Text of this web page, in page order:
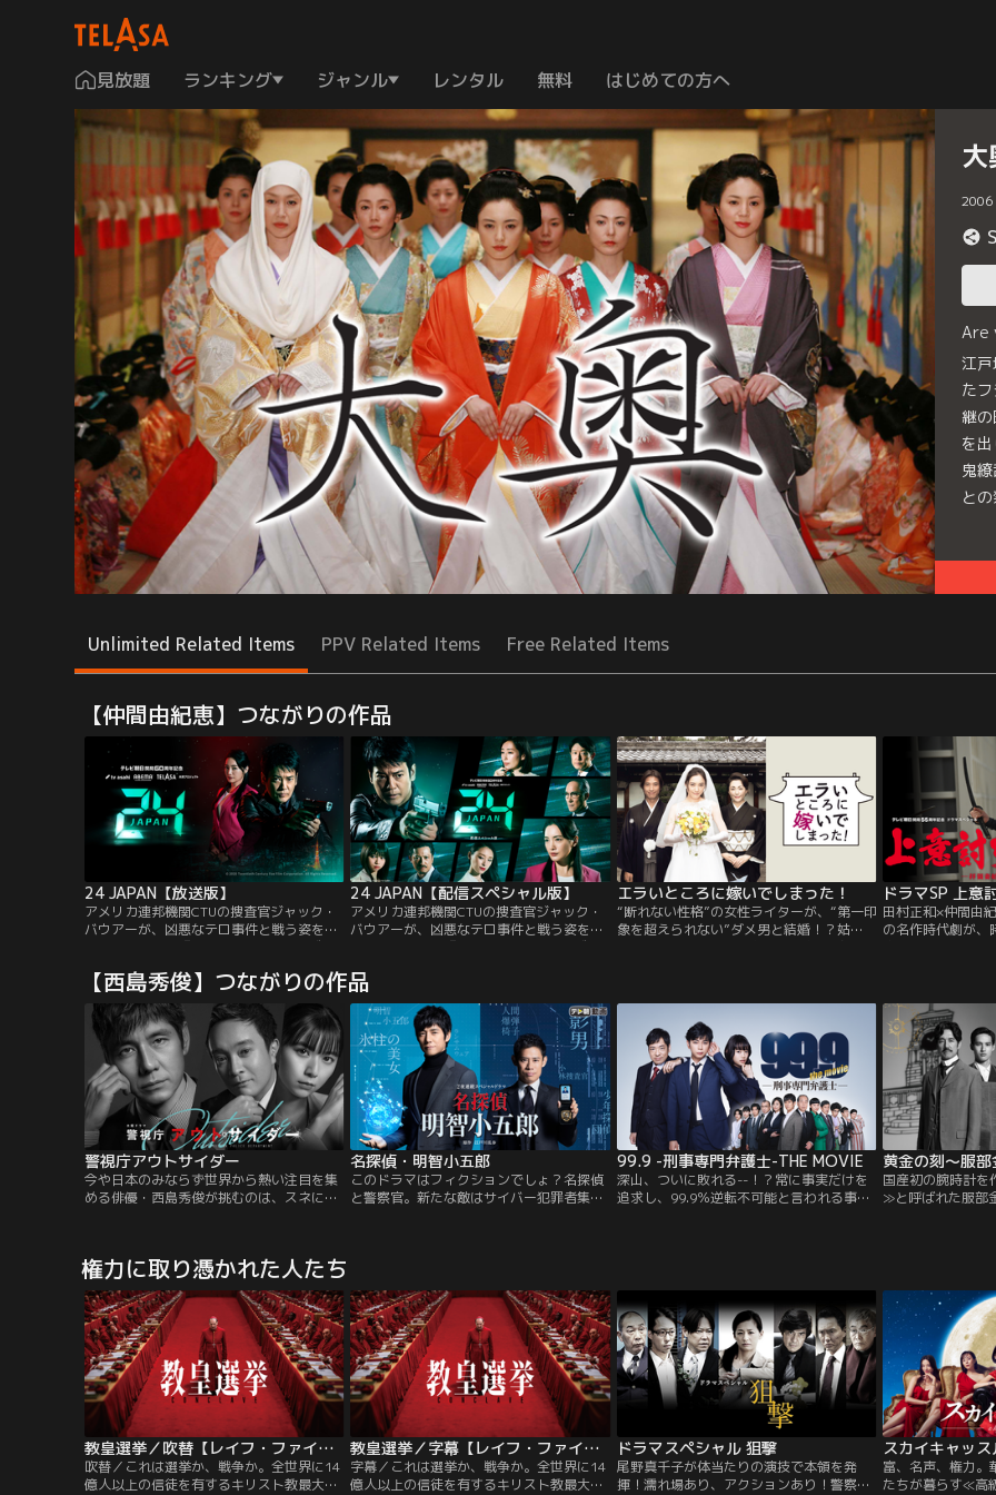
見放題 ランキング ジャンル レンタル 無料 はじめての方へ
2006
Are
江
た
継
を
鬼
と
Unlimited Related Items PPV Related Items Free Related Items
【仲間由紀恵】つながりの作品
24 JAPAN【放送版】
アメリカ連邦機関CTUの捜査官ジャック・
バウアーが、凶悪なテロ事件と戦う姿を描
いた米国ドラマ『24』。本作は1シーズン
をリアルタイムで描く革新的なスタイル、
そしてスピーディーかつスリリングな展開
で視聴者を圧倒し、世界的大ヒットシリー
ズとなりました。そんな超大作をテレビ朝
日が20世紀FOX社と組んでリメイク！
24 JAPAN【配信スペシャル版】
アメリカ連邦機関CTUの捜査官ジャック・
バウアーが、凶悪なテロ事件と戦う姿を描
いた米国ドラマ『24』。本作は1シーズン
をリアルタイムで描く革新的なスタイル、
そしてスピーディーかつスリリングな展開
で視聴者を圧倒し、世界的大ヒットシリー
ズとなりました。そんな超大作をテレビ朝
日が20世紀FOX社と組んでリメイク！
エラいところに嫁いでしまった！
“断れない性格”の女性ライターが、“第一印
象を超えられない”ダメ男と結婚！？姑
しのぎ主義のダメ夫＆松坂慶子がしきたり
好きな姑…と美男美女が強烈な個性を持つ
キャラクターを熱演！型破りな新感覚・嫁
入りコメディーがスタート！！
ドラマSP 上意
田村正和×仲間由
の名作時代劇が、
【西島秀俊】つながりの作品
警視庁アウトサイダー
今や日本のみならず世界から熱い注目を集
める俳優・西島秀俊が挑むのは、スネに傷
名探偵・明智小五郎
このドラマはフィクションでしょ？名探偵
と警察官。新たな敵はサイバー犯罪者集
99.9 -刑事専門弁護士-THE MOVIE
深山、ついに敗れる--！？常に事実だけを
追求し、99.9％逆転不可能と言われる事件
加わり、日々事件に挑み続けていた。ある
日、彼らのもとに舞い込んできたのは、15
年前に起きた…。
黄金の刻～服
国産初の腕時計
≫と呼ばれた服部
われて…？現在、
≪正確な時間≫の
を目指した金太
権力に取り憑かれた人たち
教皇選挙／吹替【レイフ・ファインズ主演】
吹替／これは選挙か、戦争か。全世界に14
億人以上の信徒を有するキリスト教最大の
教皇選挙／字幕【レイフ・ファインズ主演】
字幕／これは選挙か、戦争か。全世界に14
億人以上の信徒を有するキリスト教最大の
ドラマスペシャル 狙撃
尾野真千子が体当たりの演技で本領を発
揮！濡れ場あり、アクションあり！警察組
スカイキャッス
富、名声、権力。
たちが暮らす≪高